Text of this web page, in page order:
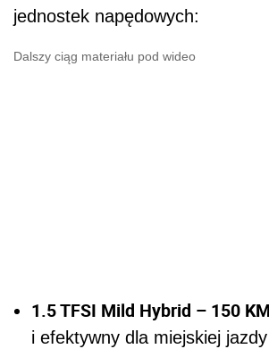
jednostek napędowych:
Dalszy ciąg materiału pod wideo
1.5 TFSI Mild Hybrid – 150 KM
i efektywny dla miejskiej